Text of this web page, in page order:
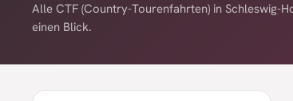
Alle CTF (Country-Tourenfahrten) in Schleswig-
einen Blick.